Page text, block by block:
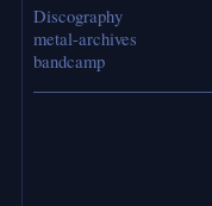
Discography
metal-archives
bandcamp